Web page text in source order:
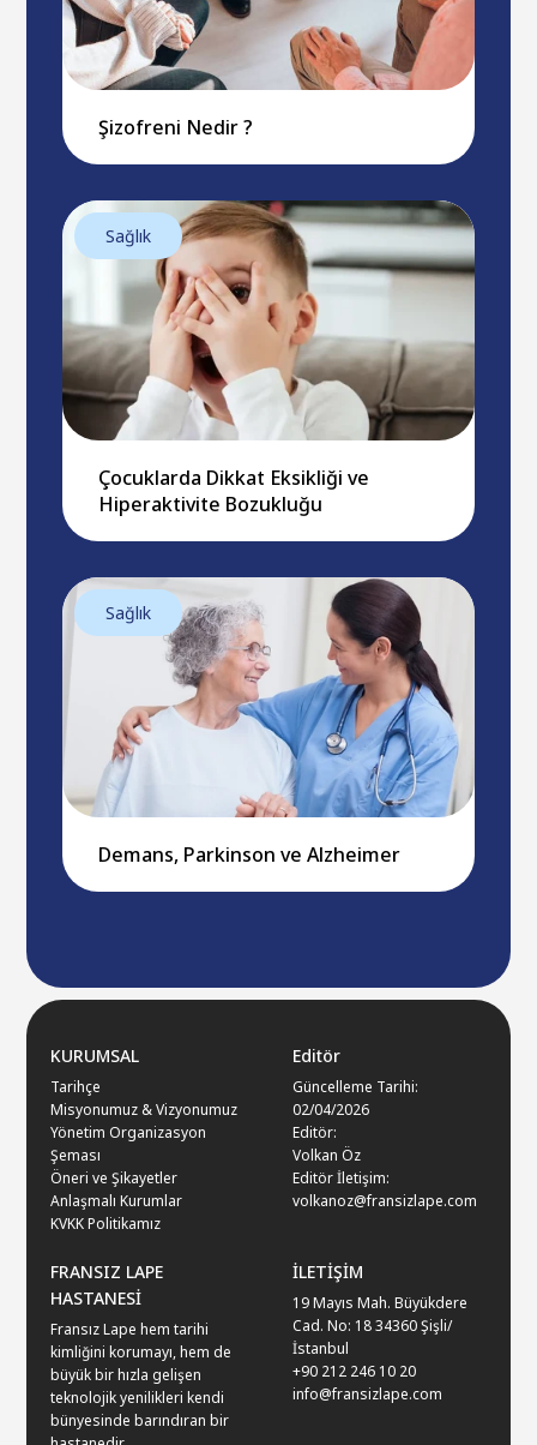
Şizofreni Nedir ?
Sağlık
Çocuklarda Dikkat Eksikliği ve
Hiperaktivite Bozukluğu
Sağlık
Demans, Parkinson ve Alzheimer
FRANSIZ LAPE
HASTANESİ
Fransız Lape hem tarihi
kimliğini korumayı, hem de
büyük bir hızla gelişen
teknolojik yenilikleri kendi
bünyesinde barındıran bir
KURUMSAL
Tarihçe
Misyonumuz & Vizyonumuz
Yönetim Organizasyon
Şeması
Öneri ve Şikayetler
Anlaşmalı Kurumlar
KVKK Politikamız
Editör
Güncelleme Tarihi:
02/04/2026
Editör:
Volkan Öz
Editör İletişim:
volkanoz@fransizlape.com
İLETİŞİM
19 Mayıs Mah. Büyükdere
Cad. No: 18 34360 Şişli/
İstanbul
+90 212 246 10 20
info@fransizlape.com